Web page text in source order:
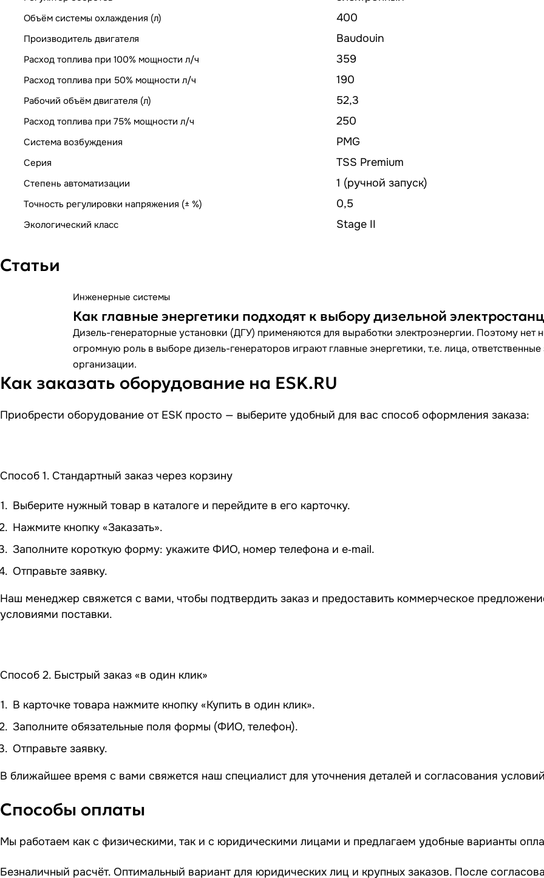
Объём системы охлаждения (л) 400
Производитель двигателя Baudouin
Расход топлива при 100% мощности л/ч 359
Расход топлива при 50% мощности л/ч 190
Рабочий объём двигателя (л) 52,3
Расход топлива при 75% мощности л/ч 250
Система возбуждения PMG
Серия TSS Premium
Степень автоматизации 1 (ручной запуск)
Точность регулировки напряжения (± %) 0,5
Экологический класс Stage II
Статьи
Инженерные системы
Как главные энергетики подходят к выбору дизельной
Дизель-генераторные установки (ДГУ) применяются для выработки электроэнергии. Поэтому нет
огромную роль в выборе дизель-генераторов играют главные энергетики, т.е. лица,
организации.
Как заказать оборудование на ESK.RU
Приобрести оборудование от ESK просто — выберите удобный для вас способ оформления заказа:
Способ 1. Стандартный заказ через корзину
Выберите нужный товар в каталоге и перейдите в его карточку.
Нажмите кнопку «Заказать».
Заполните короткую форму: укажите ФИО, номер телефона и e‑mail.
Отправьте заявку.
Наш менеджер свяжется с вами, чтобы подтвердить заказ и предоставить коммерческое
условиями поставки.
Способ 2. Быстрый заказ «в один клик»
В карточке товара нажмите кнопку «Купить в один клик».
Заполните обязательные поля формы (ФИО, телефон).
Отправьте заявку.
В ближайшее время с вами свяжется наш специалист для уточнения деталей и согласования
Способы оплаты
Мы работаем как с физическими, так и с юридическими лицами и предлагаем удобные варианты
Безналичный расчёт. Оптимальный вариант для юридических лиц и крупных заказов. После